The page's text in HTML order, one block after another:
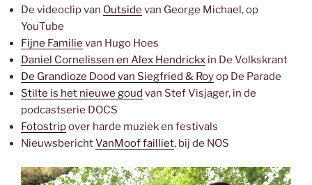
De videoclip van Outside van George Michael, op
YouTube
Fijne Familie van Hugo Hoes
Daniel Cornelissen en Alex Hendrickx in De Volkskrant
De Grandioze Dood van Siegfried & Royop De Parade
Stilte is het nieuwe goud van Stef Visjager, in de
podcastserie DOCS
Fotostripover harde muziek en festivals
NieuwsberichtVanMoof failliet, bij de NOS